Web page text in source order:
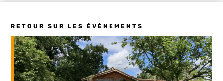
RETOUR SUR LES ÉVÈNEMENTS